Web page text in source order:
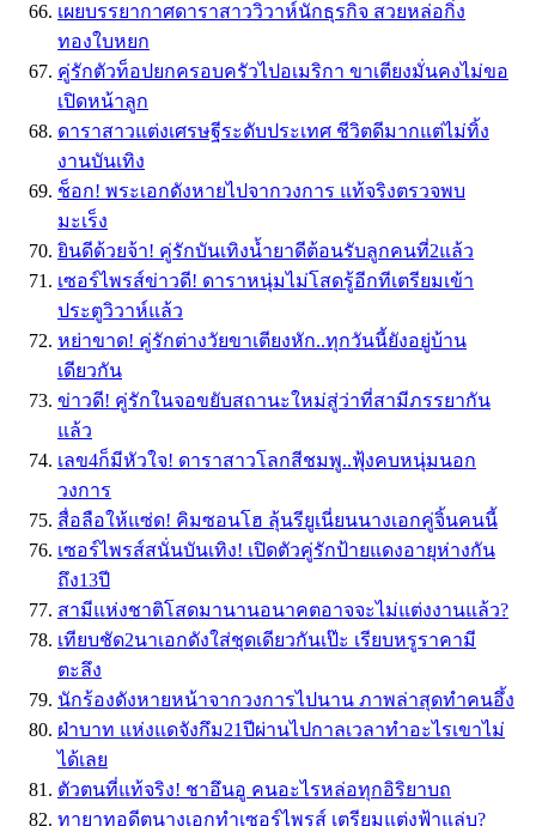
เผยบรรยากาศดาราสาววิวาห์นักธุรกิจ สวยหล่อกิ่ง
ทองใบหยก
คู่รักตัวท็อปยกครอบครัวไปอเมริกา ขาเตียงมั่นคงไม่ขอ
เปิดหน้าลูก
ดาราสาวแต่งเศรษฐีระดับประเทศ ชีวิตดีมากแต่ไม่ทิ้ง
งานบันเทิง
ช็อก! พระเอกดังหายไปจากวงการ แท้จริงตรวจพบ
มะเร็ง
ยินดีด้วยจ้า! คู่รักบันเทิงน้ำยาดีต้อนรับลูกคนที่2แล้ว
เซอร์ไพรส์ข่าวดี! ดาราหนุ่มไม่โสดรู้อีกทีเตรียมเข้า
ประตูวิวาห์แล้ว
หย่าขาด! คู่รักต่างวัยขาเตียงหัก..ทุกวันนี้ยังอยู่บ้าน
เดียวกัน
ข่าวดี! คู่รักในจอขยับสถานะใหม่สู่ว่าที่สามีภรรยากัน
แล้ว
เลข4ก็มีหัวใจ! ดาราสาวโลกสีชมพู..ฟุ้งคบหนุ่มนอก
วงการ
สื่อลือให้แซ่ด! คิมซอนโฮ ลุ้นรียูเนี่ยนนางเอกคู่จิ้นคนนี้
เซอร์ไพรส์สนั่นบันเทิง! เปิดตัวคู่รักป้ายแดงอายุห่างกัน
ถึง13ปี
สามีแห่งชาติโสดมานานอนาคตอาจจะไม่แต่งงานแล้ว?
เทียบชัด2นาเอกดังใส่ชุดเดียวกันเป๊ะ เรียบหรูราคามี
ตะลึง
นักร้องดังหายหน้าจากวงการไปนาน ภาพล่าสุดทำคนอึ้ง
ฝ่าบาท แห่งแดจังกึม21ปีผ่านไปกาลเวลาทำอะไรเขาไม่
ได้เลย
ตัวตนที่แท้จริง! ชาอึนอู คนอะไรหล่อทุกอิริยาบถ
ทายาทอดีตนางเอกทำเซอร์ไพรส์ เตรียมแต่งฟ้าแล่บ?